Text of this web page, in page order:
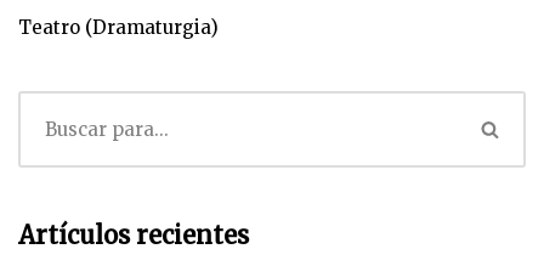
Teatro (Dramaturgia)
Artículos recientes